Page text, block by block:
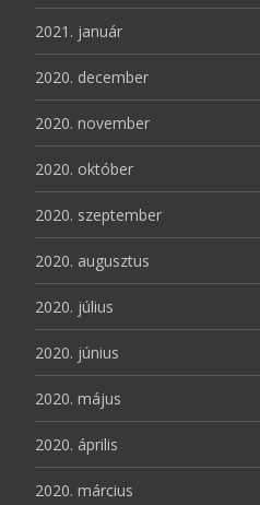
2021. január
2020. december
2020. november
2020. október
2020. szeptember
2020. augusztus
2020. július
2020. június
2020. május
2020. április
2020. március